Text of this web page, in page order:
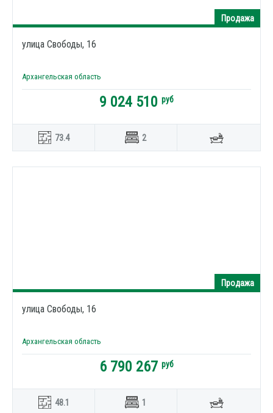
Продажа
улица Свободы, 16
Архангельская область
9 024 510 руб
73.4 2
Продажа
улица Свободы, 16
Архангельская область
6 790 267 руб
48.1 1